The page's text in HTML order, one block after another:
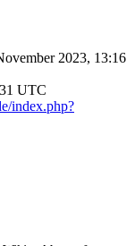
2023, 13:16
UTC
index.php?